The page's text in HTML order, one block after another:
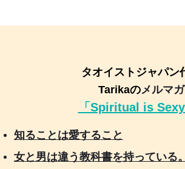
タオイストジャパン
Tarikaのメルマガ
「Spiritual is Sexy
知ることは愛すること
女と男は違う教科書を持っている。